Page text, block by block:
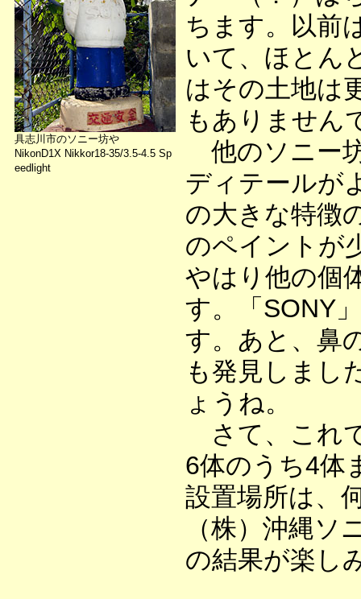
具志川市のソニー坊や
NikonD1X Nikkor18-35/3.5-4.5 Sp
eedlight
ちます。以前
いて、ほとん
はその土地は
もありません
他のソニー
ディテールが
の大きな特徴
のペイントが
やはり他の個
す。「SONY
す。あと、鼻
も発見しまし
ょうね。
さて、これ
6体のうち4体
設置場所は、
（株）沖縄
の結果が楽し